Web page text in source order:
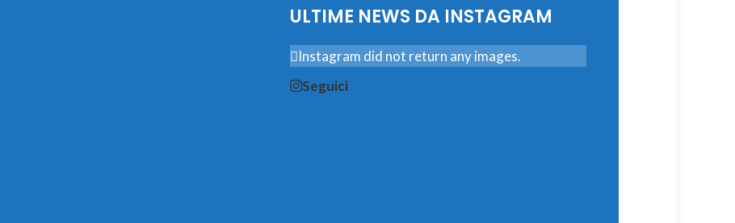
ULTIME NEWS DA INSTAGRAM
Instagram did not return any images.
Seguici